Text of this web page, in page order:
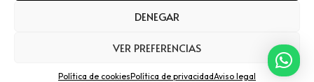
DENEGAR
VER PREFERENCIAS
Política de cookiesPolítica de privacidadAviso legal